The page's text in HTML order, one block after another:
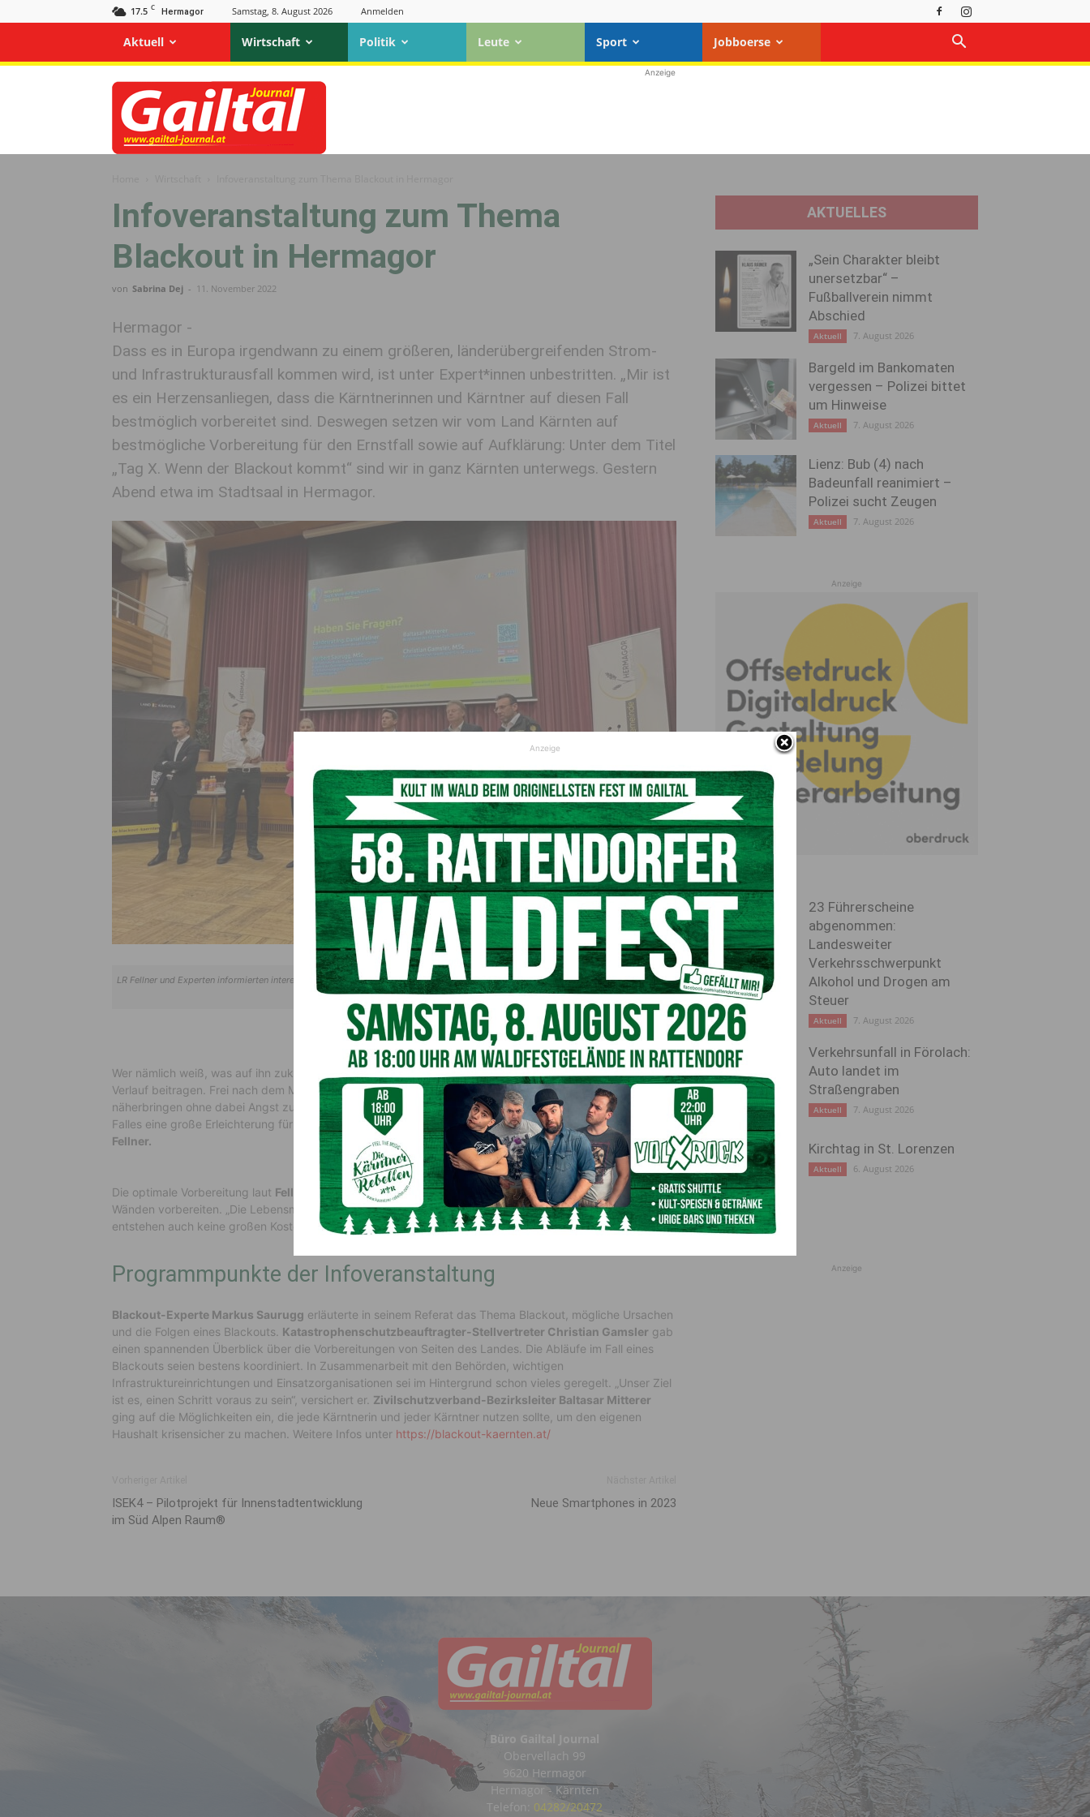
17.5 C Hermagor Samstag, 8. August 2026 Anmelden
Aktuell Wirtschaft Politik Leute Sport Jobboerse
Gailtal
Journal
Anzeige
Infoveranstaltung zum Thema
Blackout in Hermagor
von Sabrina Dej - 11. November 2022
Hermagor -
Dass es in Europa irgendwann zu einem größeren, länderübergreifenden Strom-
und Infrastrukturausfall kommen wird, ist unter Expert*innen unbestritten. „Mir ist
es ein Herzensanliegen, dass die Kärntnerinnen und Kärntner auf diesen Fall
bestmöglich vorbereitet sind. Deswegen setzen wir vom Land Kärnten auf
bestmögliche Vorbereitung für den Ernstfall sowie auf Aufklärung: Unter dem Titel
„Tag X. Wenn der Blackout kommt“ sind wir in ganz Kärnten unterwegs. Gestern
Abend etwa im Stadtsaal in Hermagor.
LR Fellner und Experten informierten interessierte Bürgerinnen und Bürger über das Thema Blackout und wie man sich für den Fall der
Fälle rüsten kann
© Büro LR Fellner
Wer nämlich weiß, was auf ihn zukommen kann, ist gewappnet und kann selbst viel zu einem glimpflichen
Verlauf beitragen. Frei nach dem Motto: „Vorbeugen ist besser als Heilen“, wollen wir das Thema Blackout
näherbringen ohne dabei Angst zu schüren. Denn gute Vorbereitung ist – wie so oft im Leben – im Fall des
Falles eine große Erleichterung für alle Beteiligten“, erklärt
Katastrophenschutzreferent Landesrat Daniel
Fellner.
Die optimale Vorbereitung laut Fellner
: Sich auf einen zweiwöchigen Campingurlaub in den eigenen vier
Wänden vorbereiten. „Die Lebensmittel kann man rollierend verbrauchen und wieder nachkaufen, so
entstehen auch keine großen Kosten“.
Programmpunkte der Infoveranstaltung
Blackout-Experte Markus Saurugg erläuterte in seinem Referat das Thema Blackout, mögliche Ursachen
und die Folgen eines Blackouts. Katastrophenschutzbeauftragter-Stellvertreter Christian Gamsler gab
einen spannenden Überblick über die Vorbereitungen von Seiten des Landes. Die Abläufe im Fall eines
Blackouts seien bestens koordiniert. In Zusammenarbeit mit den Behörden, wichtigen
Infrastruktureinrichtungen und Einsatzorganisationen sei im Hintergrund schon vieles geregelt. „Unser Ziel
ist es, einen Schritt voraus zu sein“, versichert er. Zivilschutzverband-Bezirksleiter Baltasar Mitterer
ging auf die Möglichkeiten ein, die jede Kärntnerin und jeder Kärntner nutzen sollte, um den eigenen
Haushalt krisensicher zu machen. Weitere Infos unter https://blackout-kaernten.at/
ISEK4 – Pilotprojekt für Innenstadtentwicklung
im Süd Alpen Raum®
Neue Smartphones in 2023
AKTUELLES
„Sein Charakter bleibt
unersetzbar“ –
Fußballverein nimmt
Abschied
Aktuell 7. August 2026
Bargeld im Bankomaten
vergessen – Polizei bittet
um Hinweise
Aktuell 7. August 2026
Lienz: Bub (4) nach
Badeunfall reanimiert –
Polizei sucht Zeugen
Aktuell 7. August 2026
Anzeige
23 Führerscheine
abgenommen:
Landesweiter
Verkehrsschwerpunkt
Alkohol und Drogen am
Steuer
Aktuell 7. August 2026
Verkehrsunfall in Förolach:
Auto landet im
Straßengraben
Aktuell 7. August 2026
Kirchtag in St. Lorenzen
Aktuell 6. August 2026
Anzeige
Büro Gailtal Journal
Obervellach 99
9620 Hermagor
Hermagor - Kärnten
Telefon: 04282/20472
Anzeige